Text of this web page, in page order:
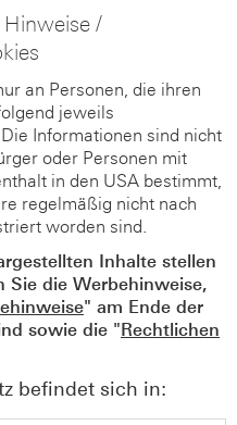
Hinweise /
an Personen, die ihren
jeweils
Informationen sind nicht
oder Personen mit
in den USA bestimmt,
regelmäßig nicht nach
worden sind.
Inhalte stellen
Sie die Werbehinweise,
" am Ende der
sowie die "Rechtlichen
befindet sich in: